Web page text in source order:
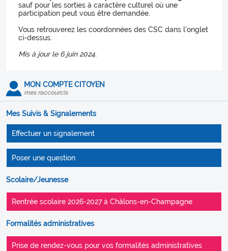
sauf pour les sorties à caractère culturel où une
participation peut vous être demandée.
Vous retrouverez les coordonnées des CSC dans l'onglet
ci-dessus.
Mis à jour le 6 juin 2024.
MON COMPTE CITOYEN
mes raccourcis
Mes Suivis & Signalements
Effectuer un signalement
Poser une question
Scolaire/Jeunesse
Rentrée scolaire 2026-2027 à Châlons-en-Champagne
Formalités administratives
Prise de rendez-vous pour vos formalités administratives